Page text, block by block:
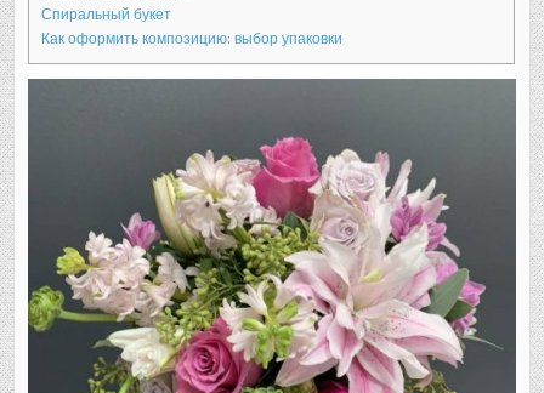
Спиральный букет
Как оформить композицию: выбор упаковки